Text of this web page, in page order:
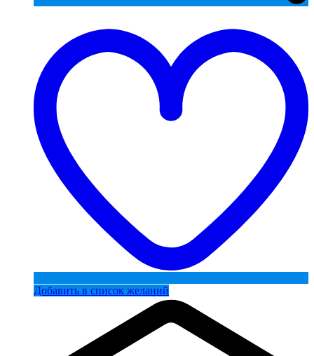
Добавить в список желаний